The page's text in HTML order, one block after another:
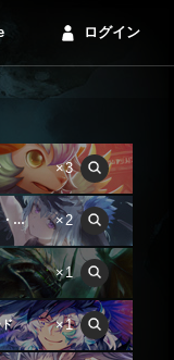
ログイン
×3
ブリザードハート・フィルレイン ×2
×1
×1